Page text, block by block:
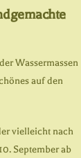
Wassermassen
auf den
vielleicht nach
September ab